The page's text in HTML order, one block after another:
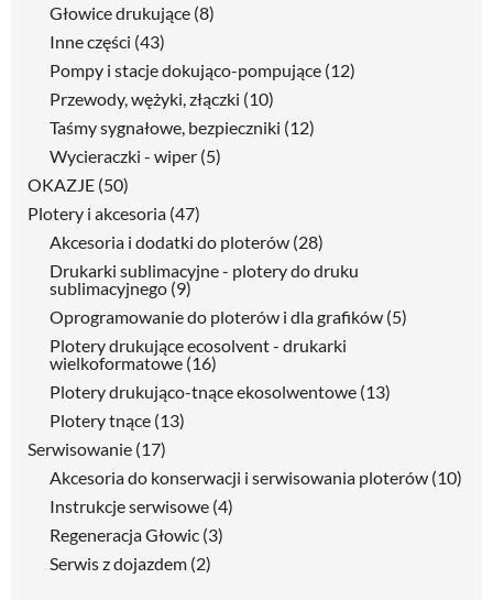
Głowice drukujące (8)
Inne części (43)
Pompy i stacje dokująco-pompujące (12)
Przewody, wężyki, złączki (10)
Taśmy sygnałowe, bezpieczniki (12)
Wycieraczki - wiper (5)
OKAZJE (50)
Plotery i akcesoria (47)
Akcesoria i dodatki do ploterów (28)
Drukarki sublimacyjne - plotery do druku
sublimacyjnego (9)
Oprogramowanie do ploterów i dla grafików (5)
Plotery drukujące ecosolvent - drukarki
wielkoformatowe (16)
Plotery drukująco-tnące ekosolwentowe (13)
Plotery tnące (13)
Serwisowanie (17)
Akcesoria do konserwacji i serwisowania ploterów (10)
Instrukcje serwisowe (4)
Regeneracja Głowic (3)
Serwis z dojazdem (2)